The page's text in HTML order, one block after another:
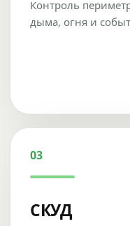
Контроль
дыма, огня и
03
СКУД